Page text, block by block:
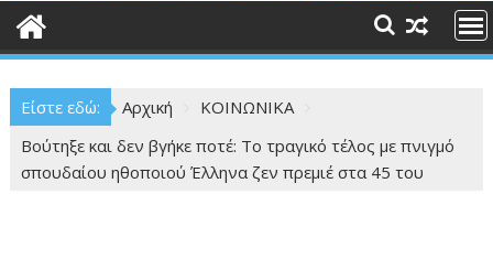
Είστε εδώ: Αρχική
ΚΟΙΝΩΝΙΚΑ
Βούτηξε και δεν βγήκε ποτέ: Το τpαγικό τέλος με πνιγμό
σπουδαίου ηθοποιού Έλληνα ζεν πρεμιέ στα 45 του